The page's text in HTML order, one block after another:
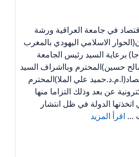
في جامعة العراقية ورشة
الاسلامي اليهودي بالمغرب
برعاية السيد رئيس الجامعة
حسين)المحترم وبااشراف السيد
علي الملا)المحترم
عن بعد وذلك التزاما منها
اتخذتها الدولة في ظل انتشار
… اقرأ المزيد